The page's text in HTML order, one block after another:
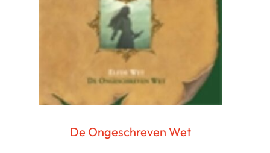
De Ongeschreven Wet